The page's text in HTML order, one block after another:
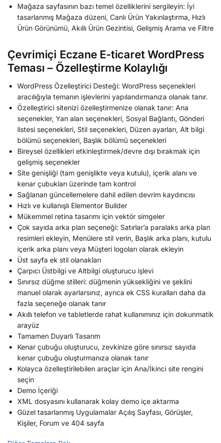
Mağaza sayfasının bazı temel özelliklerini sergileyin: İyi
tasarlanmış Mağaza düzeni, Canlı Ürün Yakınlaştırma, Hızlı
Ürün Görünümü, Akıllı Ürün Gezintisi, Gelişmiş Arama ve Filtre
Çevrimiçi Eczane E-ticaret WordPress
Teması – Özelleştirme Kolaylığı
WordPress Özelleştirici Desteği: WordPress seçenekleri
aracılığıyla temanın işlevlerini yapılandırmanıza olanak tanır.
Özelleştirici sitenizi özelleştirmenize olanak tanır: Ana
seçenekler, Yan alan seçenekleri, Sosyal Bağlantı, Gönderi
listesi seçenekleri, Stil seçenekleri, Düzen ayarları, Alt bilgi
bölümü seçenekleri, Başlık bölümü seçenekleri
Bireysel özellikleri etkinleştirmek/devre dışı bırakmak için
gelişmiş seçenekler
Site genişliği (tam genişlikte veya kutulu), içerik alanı ve
kenar çubukları üzerinde tam kontrol
Sağlanan güncellemelere dahil edilen devrim kaydırıcısı
Hızlı ve kullanışlı Elementor Builder
Mükemmel retina tasarımı için vektör simgeler
Çok sayıda arka plan seçeneği: Satırlar’a paralaks arka plan
resimleri ekleyin, Menülere stil verin, Başlık arka planı, kutulu
içerik arka planı veya Müşteri logoları olarak ekleyin
Üst sayfa ek stil olanakları
Çarpıcı Üstbilgi ve Altbilgi oluşturucu işlevi
Sınırsız düğme stilleri: düğmenin yüksekliğini ve şeklini
manuel olarak ayarlarsınız, ayrıca ek CSS kuralları daha da
fazla seçeneğe olanak tanır
Akıllı telefon ve tabletlerde rahat kullanımınız için dokunmatik
arayüz
Tamamen Duyarlı Tasarım
Kenar çubuğu oluşturucu, zevkinize göre sınırsız sayıda
kenar çubuğu oluşturmanıza olanak tanır
Kolayca özelleştirilebilen araçlar için Ana/İkinci site rengini
seçin
Demo İçeriği
XML dosyasını kullanarak kolay demo içe aktarma
Güzel tasarlanmış Uygulamalar Açılış Sayfası, Görüşler,
Kişiler, Forum ve 404 sayfa